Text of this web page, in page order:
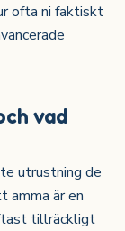
ofta ni faktiskt
vad
utrustning de
amma är en
tillräckligt